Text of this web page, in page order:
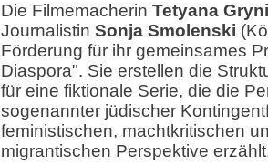
Die Filmemacherin Tetyana
Journalistin Sonja Smolenski
Förderung für ihr gemeinsames
Diaspora". Sie erstellen die
für eine fiktionale Serie, die die
sogenannter jüdischer
feministischen, machtkritischen
migrantischen Perspektive